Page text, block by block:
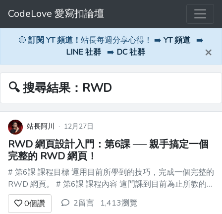
CodeLove 愛寫扣論壇
🔴 訂閱 YT 頻道！ 站長每週分享心得！ ➡️ YT 頻道 ➡️
LINE 社群 ➡️ DC 社群 ×
🔍 搜尋結果：RWD
站長阿川 · 12月27日
RWD 網頁設計入門：第6課 ── 親手搞定一個
完整的 RWD 網頁！
# 第6課 課程目標 運用目前所學到的技巧，完成一個完整的
RWD 網頁。 # 第6課 課程內容 這門課到目前為止所教的
技巧，只有運用 Bootstrap 快速、方便的做出網頁排版。
我們並沒有深入去研究背後 css 原理以及太多進階 css 技
0個讚 2留言 1,413瀏覽